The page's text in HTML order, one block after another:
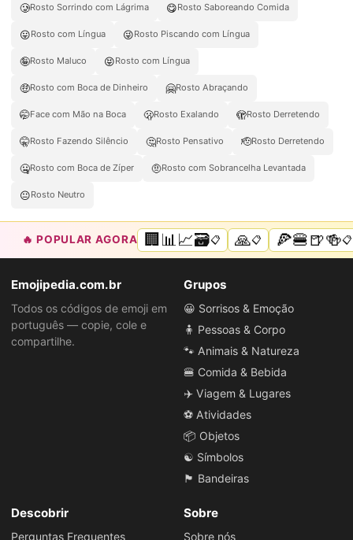
🥲Rosto Sorrindo com Lágrima 😋Rosto Saboreando Comida
😛Rosto com Língua 😜Rosto Piscando com Língua
🤪Rosto Maluco 😝Rosto com Língua
🤑Rosto com Boca de Dinheiro 🤗Rosto Abraçando
🤭Face com Mão na Boca 🫢Rosto Exalando 🫣Rosto Derretendo
🤫Rosto Fazendo Silêncio 🤔Rosto Pensativo 🫡Rosto Derretendo
🤐Rosto com Boca de Zíper 🤨Rosto com Sobrancelha Levantada
😐Rosto Neutro
🔥 POPULAR AGORA 🏢📊📈🗃️📋 🙏📋 🍕🍔🍺🍻📋
Emojipedia.com.br
Todos os códigos de emoji em
português — copie, cole e
compartilhe.
Grupos
😀 Sorrisos & Emoção
🧍 Pessoas & Corpo
🐾 Animais & Natureza
🍔 Comida & Bebida
✈️ Viagem & Lugares
⚽ Atividades
📦 Objetos
☯️ Símbolos
🏴 Bandeiras
Descobrir
Perguntas Frequentes
Sobre
Sobre nós